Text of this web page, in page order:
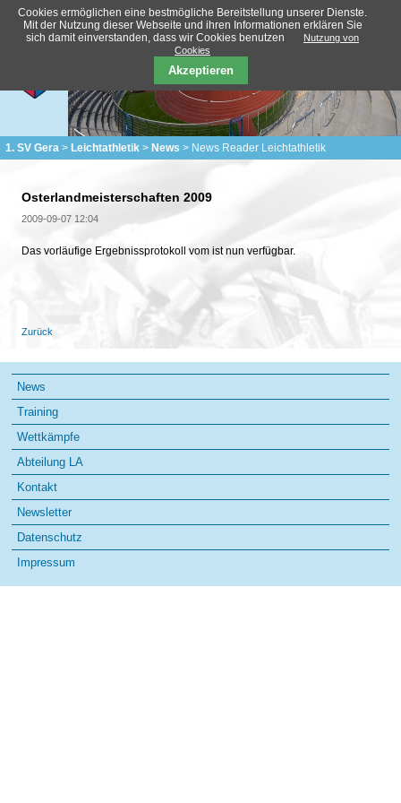
1. SV Gera Leichtathletik News News Reader Leichtathletik
Osterlandmeisterschaften 2009
2009-09-07 12:04
Das vorläufige Ergebnissprotokoll vom ist nun verfügbar.
Zurück
Navigation
überspringen
News
Training
Wettkämpfe
Abteilung LA
Kontakt
Newsletter
Datenschutz
Impressum
Cookies ermöglichen eine bestmögliche Bereitstellung unserer Dienste.
Mit der Nutzung dieser Webseite und ihren Informationen erklären Sie
sich damit einverstanden, dass wir Cookies benutzen
Nutzung von
Cookies
Akzeptieren